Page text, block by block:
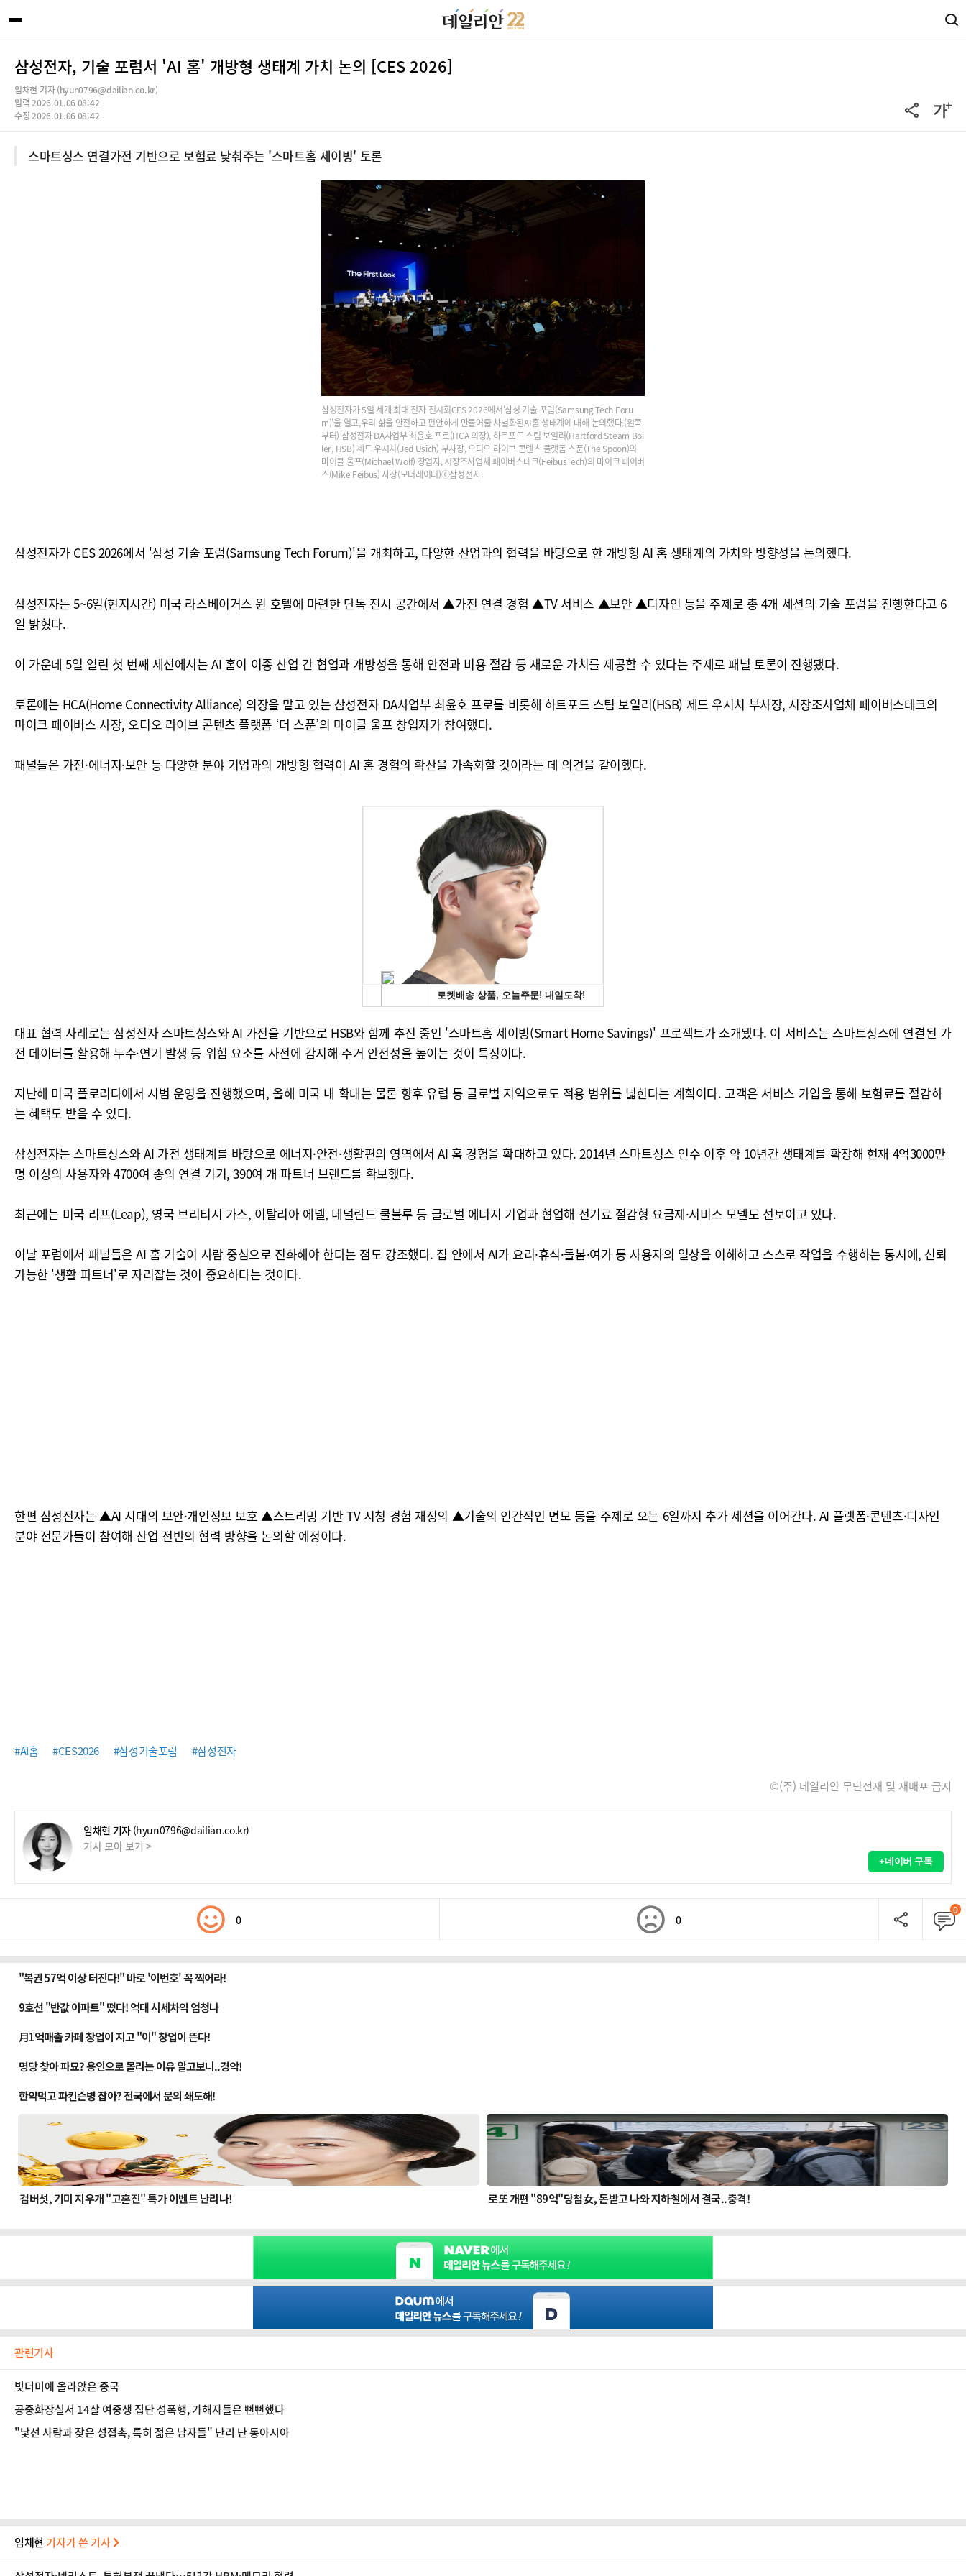
삼성전자, 기술 포럼서 'AI 홈' 개방형 생태계 가치 논의 [CES 2026]
임채현 기자 (hyun0796@dailian.co.kr)
입력 2026.01.06 08:42
수정 2026.01.06 08:42
스마트싱스 연결가전 기반으로 보험료 낮춰주는 '스마트홈 세이빙' 토론
삼성전자가 5일 세계 최대 전자 전시회CES 2026에서'삼성 기술 포럼(Samsung Tech Foru
m)'을 열고,우리 삶을 안전하고 편안하게 만들어줄 차별화된AI홈 생태계에 대해 논의했다.(왼쪽
부터) 삼성전자 DA사업부 최윤호 프로(HCA 의장), 하트포드 스팀 보일러(Hartford Steam Boi
ler, HSB) 제드 우시치(Jed Usich) 부사장, 오디오 라이브 콘텐츠 플랫폼 스푼(The Spoon)의
마이클 울프(Michael Wolf) 창업자, 시장조사업체 페이버스테크(FeibusTech)의 마이크 페이버
스(Mike Feibus) 사장(모더레이터)ⓒ삼성전자
삼성전자가 CES 2026에서 '삼성 기술 포럼(Samsung Tech Forum)'을 개최하고, 다양한 산업과의 협력을 바탕으로 한 개방형 AI 홈 생태계의 가치와 방향성을 논의했다.
삼성전자는 5~6일(현지시간) 미국 라스베이거스 윈 호텔에 마련한 단독 전시 공간에서 ▲가전 연결 경험 ▲TV 서비스 ▲보안 ▲디자인 등을 주제로 총 4개 세션의 기술 포럼을 진행한다고 6
일 밝혔다.
이 가운데 5일 열린 첫 번째 세션에서는 AI 홈이 이종 산업 간 협업과 개방성을 통해 안전과 비용 절감 등 새로운 가치를 제공할 수 있다는 주제로 패널 토론이 진행됐다.
토론에는 HCA(Home Connectivity Alliance) 의장을 맡고 있는 삼성전자 DA사업부 최윤호 프로를 비롯해 하트포드 스팀 보일러(HSB) 제드 우시치 부사장, 시장조사업체 페이버스테크의
마이크 페이버스 사장, 오디오 라이브 콘텐츠 플랫폼 ‘더 스푼’의 마이클 울프 창업자가 참여했다.
패널들은 가전·에너지·보안 등 다양한 분야 기업과의 개방형 협력이 AI 홈 경험의 확산을 가속화할 것이라는 데 의견을 같이했다.
대표 협력 사례로는 삼성전자 스마트싱스와 AI 가전을 기반으로 HSB와 함께 추진 중인 '스마트홈 세이빙(Smart Home Savings)' 프로젝트가 소개됐다. 이 서비스는 스마트싱스에 연결된 가
전 데이터를 활용해 누수·연기 발생 등 위험 요소를 사전에 감지해 주거 안전성을 높이는 것이 특징이다.
지난해 미국 플로리다에서 시범 운영을 진행했으며, 올해 미국 내 확대는 물론 향후 유럽 등 글로벌 지역으로도 적용 범위를 넓힌다는 계획이다. 고객은 서비스 가입을 통해 보험료를 절감하
는 혜택도 받을 수 있다.
삼성전자는 스마트싱스와 AI 가전 생태계를 바탕으로 에너지·안전·생활편의 영역에서 AI 홈 경험을 확대하고 있다. 2014년 스마트싱스 인수 이후 약 10년간 생태계를 확장해 현재 4억3000만
명 이상의 사용자와 4700여 종의 연결 기기, 390여 개 파트너 브랜드를 확보했다.
최근에는 미국 리프(Leap), 영국 브리티시 가스, 이탈리아 에넬, 네덜란드 쿨블루 등 글로벌 에너지 기업과 협업해 전기료 절감형 요금제·서비스 모델도 선보이고 있다.
이날 포럼에서 패널들은 AI 홈 기술이 사람 중심으로 진화해야 한다는 점도 강조했다. 집 안에서 AI가 요리·휴식·돌봄·여가 등 사용자의 일상을 이해하고 스스로 작업을 수행하는 동시에, 신뢰
가능한 '생활 파트너'로 자리잡는 것이 중요하다는 것이다.
한편 삼성전자는 ▲AI 시대의 보안·개인정보 보호 ▲스트리밍 기반 TV 시청 경험 재정의 ▲기술의 인간적인 면모 등을 주제로 오는 6일까지 추가 세션을 이어간다. AI 플랫폼·콘텐츠·디자인
분야 전문가들이 참여해 산업 전반의 협력 방향을 논의할 예정이다.
#AI홈 #CES2026 #삼성기술포럼 #삼성전자
©(주) 데일리안 무단전재 및 재배포 금지
임채현 기자 (hyun0796@dailian.co.kr)
기사 모아 보기 >
+네이버 구독
0 0
0
관련기사
빚더미에 올라앉은 중국
공중화장실서 14살 여중생 집단 성폭행, 가해자들은 뻔뻔했다
"낯선 사람과 잦은 성접촉, 특히 젊은 남자들" 난리 난 동아시아
임채현 기자가 쓴 기사